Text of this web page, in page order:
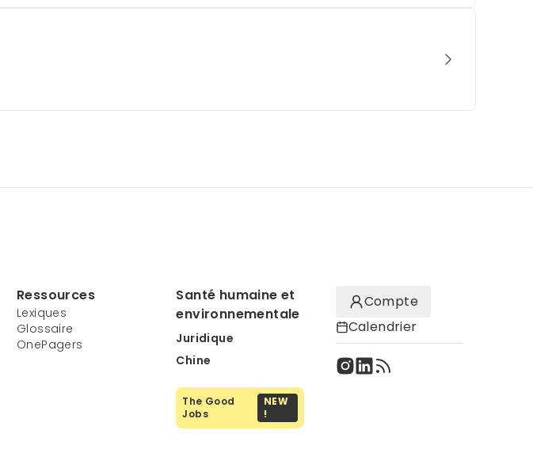
Ressources
Lexiques
Glossaire
OnePagers
Santé humaine et
environnementale
Juridique
Chine
The Good
Jobs
NEW
!
Compte
Calendrier